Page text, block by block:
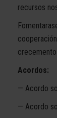
recursos
Acordos:
— Acordo
— Acordo